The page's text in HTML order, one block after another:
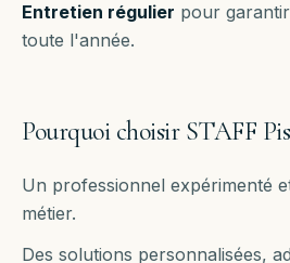
Entretien régulier pour
toute l'année.
Pourquoi choisir STAFF
Un professionnel expérimenté
métier.
Des solutions personnalisées,